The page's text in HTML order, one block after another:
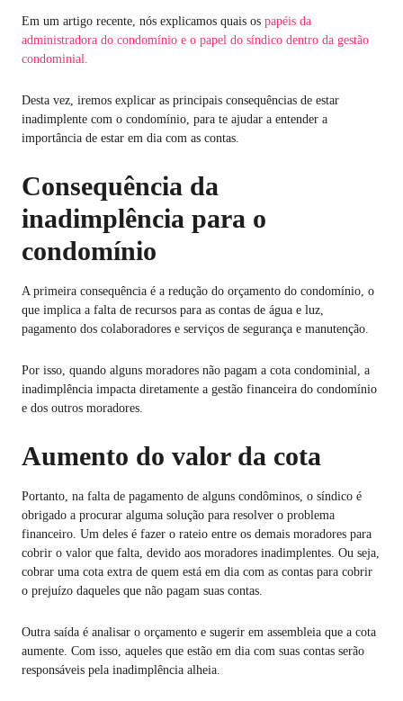
Em um artigo recente, nós explicamos quais os papéis da
administradora do condomínio e o papel do síndico dentro da gestão
condominial.
Desta vez, iremos explicar as principais consequências de estar
inadimplente com o condomínio, para te ajudar a entender a
importância de estar em dia com as contas.
Consequência da
inadimplência para o
condomínio
A primeira consequência é a redução do orçamento do condomínio, o
que implica a falta de recursos para as contas de água e luz,
pagamento dos colaboradores e serviços de segurança e manutenção.
Por isso, quando alguns moradores não pagam a cota condominial, a
inadimplência impacta diretamente a gestão financeira do condomínio
e dos outros moradores.
Aumento do valor da cota
Portanto, na falta de pagamento de alguns condôminos, o síndico é
obrigado a procurar alguma solução para resolver o problema
financeiro. Um deles é fazer o rateio entre os demais moradores para
cobrir o valor que falta, devido aos moradores inadimplentes. Ou seja,
cobrar uma cota extra de quem está em dia com as contas para cobrir
o prejuízo daqueles que não pagam suas contas.
Outra saída é analisar o orçamento e sugerir em assembleia que a cota
aumente. Com isso, aqueles que estão em dia com suas contas serão
responsáveis pela inadimplência alheia.